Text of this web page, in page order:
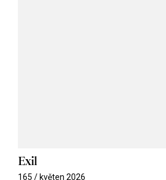
Exil
165 / květen 2026